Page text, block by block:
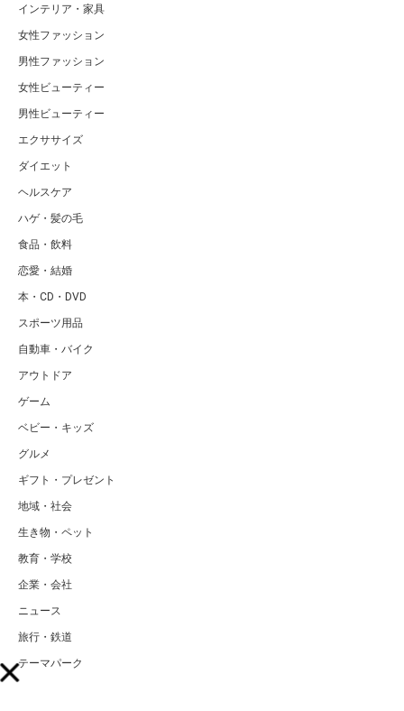
インテリア・家具
女性ファッション
男性ファッション
女性ビューティー
男性ビューティー
エクササイズ
ダイエット
ヘルスケア
ハゲ・髪の毛
食品・飲料
恋愛・結婚
本・CD・DVD
スポーツ用品
自動車・バイク
アウトドア
ゲーム
ベビー・キッズ
グルメ
ギフト・プレゼント
地域・社会
生き物・ペット
教育・学校
企業・会社
ニュース
旅行・鉄道
テーマパーク